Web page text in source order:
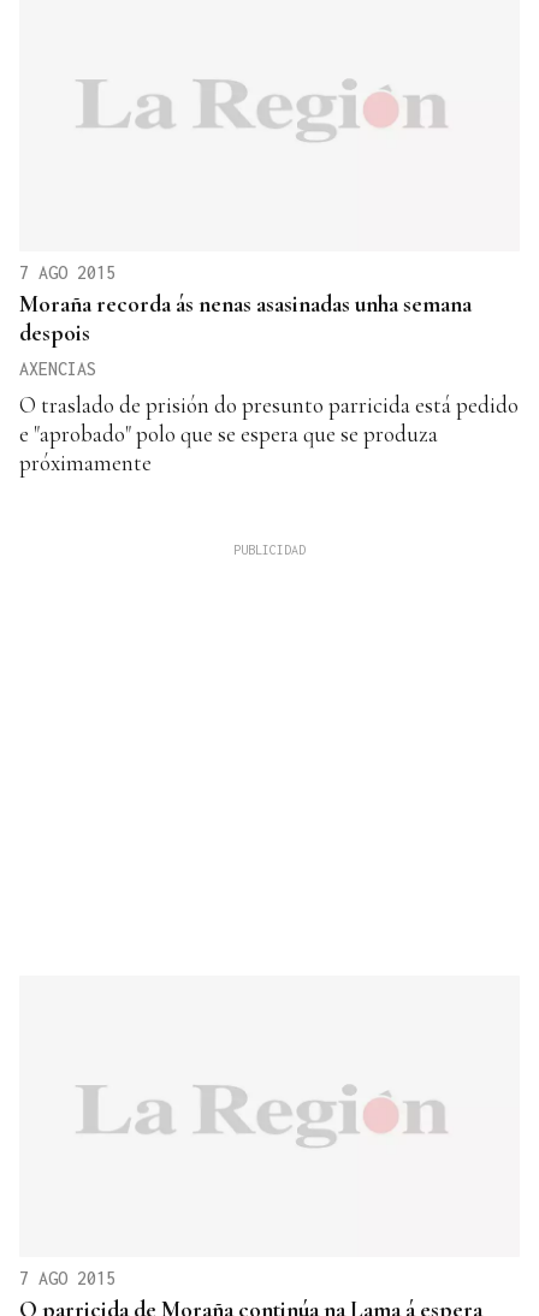
7 AGO 2015
Moraña recorda ás nenas asasinadas unha semana
despois
AXENCIAS
O traslado de prisión do presunto parricida está pedido
e "aprobado" polo que se espera que se produza
próximamente
7 AGO 2015
O parricida de Moraña continúa na Lama á espera